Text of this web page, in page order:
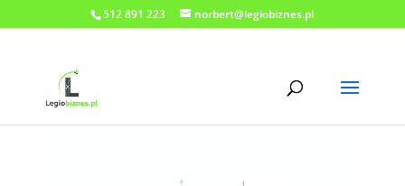
512 891 223 norbert@legiobiznes.pl